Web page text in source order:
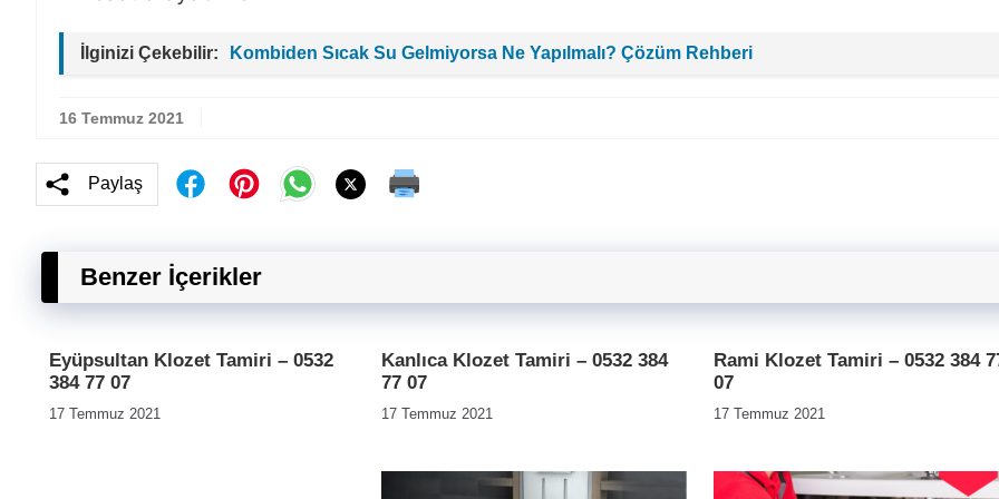
İlginizi Çekebilir: Kombiden Sıcak Su Gelmiyorsa Ne Yapılmalı? Çözüm Rehberi
16 Temmuz 2021
Paylaş
Benzer İçerikler
Eyüpsultan Klozet Tamiri – 0532
384 77 07
17 Temmuz 2021
Kanlıca Klozet Tamiri – 0532 384
77 07
17 Temmuz 2021
Rami Klozet Tamiri – 0532 384
07
17 Temmuz 2021